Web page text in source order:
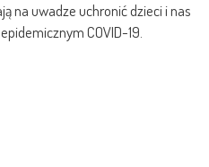
na uwadze uchronić dzieci i nas
COVID-19.